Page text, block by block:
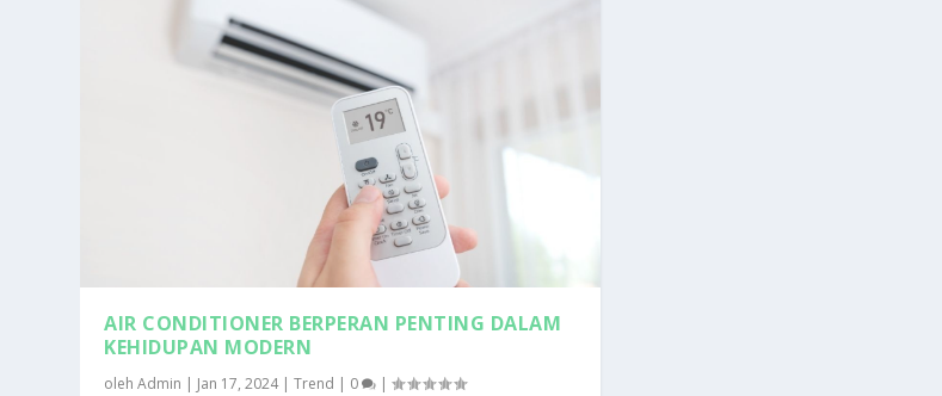
AIR CONDITIONER BERPERAN PENTING DALAM
KEHIDUPAN MODERN
olehAdmin | Jan 17, 2024|Trend | 0 |